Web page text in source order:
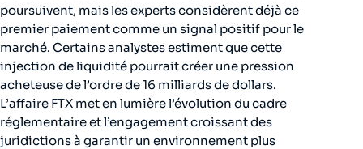
poursuivent, mais les experts considèrent déjà ce
premier paiement comme un signal positif pour le
marché. Certains analystes estiment que cette
injection de liquidité pourrait créer une pression
acheteuse de l’ordre de 16 milliards de dollars.
L’affaire FTX met en lumière l’évolution du cadre
réglementaire et l’engagement croissant des
juridictions à garantir un environnement plus